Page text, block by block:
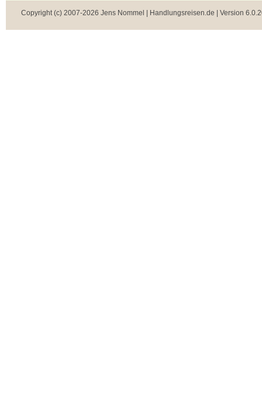
Copyright (c) 2007-2026 Jens Nommel | Handlungsreisen.de | Version